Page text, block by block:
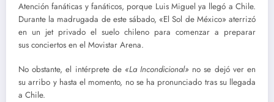
Atención fanáticas y fanáticos, porque Luis Miguel ya llegó a Chile.
Durante la madrugada de este sábado, «El Sol de México» aterrizó
en un jet privado el suelo chileno para comenzar a preparar
sus conciertos en el Movistar Arena.
No obstante, el intérprete de «La Incondicional» no se dejó ver en
su arribo y hasta el momento, no se ha pronunciado tras su llegada
a Chile.